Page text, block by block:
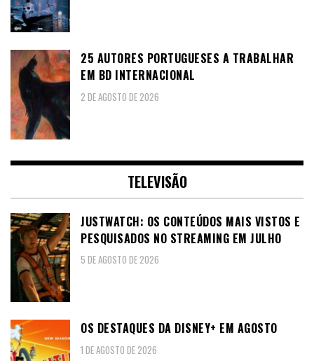
25 AUTORES PORTUGUESES A TRABALHAR
EM BD INTERNACIONAL
2 DE AGOSTO DE 2026
TELEVISÃO
JUSTWATCH: OS CONTEÚDOS MAIS VISTOS E
PESQUISADOS NO STREAMING EM JULHO
5 DE AGOSTO DE 2026
OS DESTAQUES DA DISNEY+ EM AGOSTO
1 DE AGOSTO DE 2026